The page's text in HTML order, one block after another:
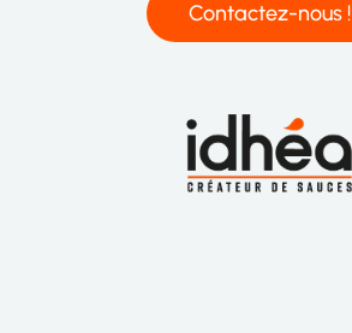
Contactez-nous !